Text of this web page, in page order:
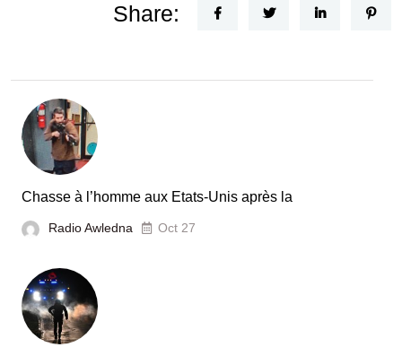
Share:
Chasse à l’homme aux Etats-Unis après la
Radio Awledna Oct 27